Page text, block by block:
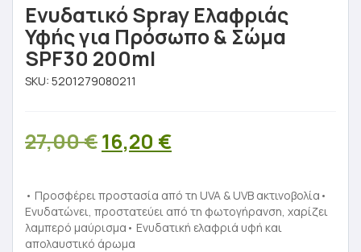
Ενυδατικό Spray Ελαφριάς
Υφής για Πρόσωπο & Σώμα
SPF30 200ml
SKU: 5201279080211
27,00€Original
was:
27,00 €.
16,20 €Η
τιμή
είναι:
• Προσφέρει προστασία από τη UVA & UVB ακτινοβολία•
Ενυδατώνει, προστατεύει από τη φωτογήρανση, χαρίζει
λαμπερό μαύρισμα• Ενυδατική ελαφριά υφή και
απολαυστικό άρωμα